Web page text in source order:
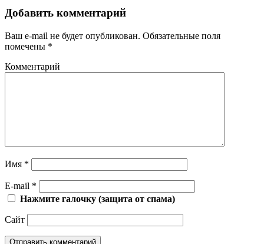
Добавить комментарий
Ваш e-mail не будет опубликован. Обязательные поля
помечены *
Комментарий
Имя *
E-mail *
Нажмите галочку (защита от спама)
Сайт